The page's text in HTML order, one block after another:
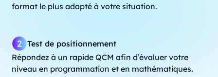
format le plus adapté à votre situation.
Test de positionnement
Répondez à un rapide QCM afin d’évaluer votre
niveau en programmation et en mathématiques.